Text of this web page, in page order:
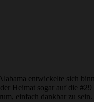
entwickelte sich
Heimat sogar auf die
einfach dankbar zu